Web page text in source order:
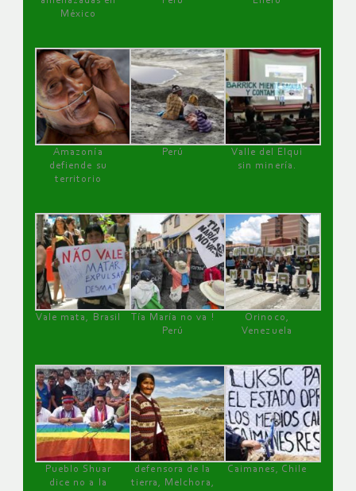
México
Amazonía
defiende su
territorio
Perú
Valle del Elqui
sin minería.
Vale mata, Brasil
Tía María no va !
Perú
Orinoco,
Venezuela
Pueblo Shuar
dice no a la
defensora de la
tierra, Melchora,
Caimanes, Chile